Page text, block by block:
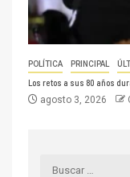
POLÍTICA PRINCIPAL
Los retos a sus 80 años
agosto 3, 2026